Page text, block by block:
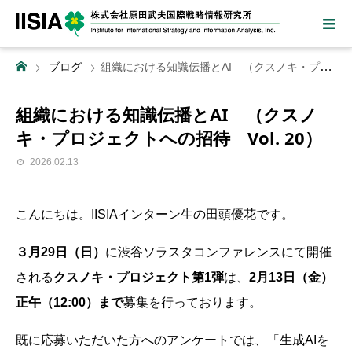
ブログ 組織における知識伝播とAI （クスノキ・プロジェクトへの招待 Vol. 20）
組織における知識伝播とAI （クスノ
キ・プロジェクトへの招待 Vol. 20）
2026.02.13
こんにちは。IISIAインターン生の田頭優花です。
３月29日（日） に渋谷ソラスタコンファレンスにて開催
されるクスノキ・プロジェクト第1弾は、 2月13日（金）
正午（12:00）まで募集を行っております。
既に応募いただいた方へのアンケートでは、「生成AIを